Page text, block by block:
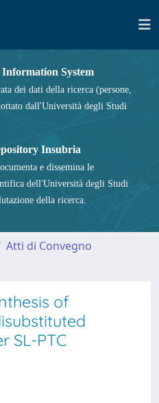
System
dei dati della ricerca (persone,
dall'Università degli Studi
Insubria
e dissemina le
dell'Università degli Studi
della ricerca.
Atti di Convegno
of
SL-PTC